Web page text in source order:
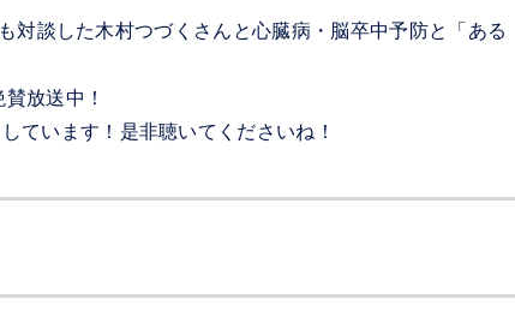
対談した木村つづくさんと心臓病・脳卒中予防と「ある
賛放送中！
ています！是非聴いてくださいね！